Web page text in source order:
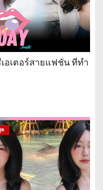
อเตอร์สายแฟชั่น ที่ทำ
ด